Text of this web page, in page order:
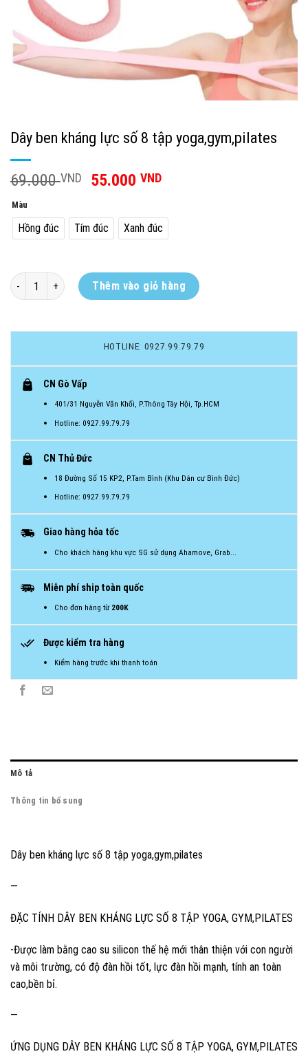
Dây ben kháng lực số 8 tập yoga,gym,pilates
69.000VND 55.000VND
Màu
Hồng đúc Tím đúc Xanh đúc
Dây ben kháng lực số 8 tập yoga,gym,pilates số lượng
Thêm vào giỏ hàng
HOTLINE: 0927.99.79.79
CN Gò Vấp
401/31 Nguyễn Văn Khối, P.Thông Tây Hội, Tp.HCM
Hotline: 0927.99.79.79
CN Thủ Đức
18 Đường Số 15 KP2, P.Tam Bình (Khu Dân cư Bình Đức)
Hotline: 0927.99.79.79
Giao hàng hỏa tốc
Cho khách hàng khu vực SG sử dụng Ahamove, Grab...
Miễn phí ship toàn quốc
Cho đơn hàng từ200K
Được kiểm tra hàng
Kiểm hàng trước khi thanh toán
Mô tả
Thông tin bổ sung
Dây ben kháng lực số 8 tập yoga,gym,pilates
—
ĐẶC TÍNH DÂY BEN KHÁNG LỰC SỐ 8 TẬP YOGA, GYM,PILATES
-Được làm bằng cao su silicon thế hệ mới thân thiện với con người
và môi trường, có độ đàn hồi tốt, lực đàn hồi mạnh, tính an toàn
cao,bền bỉ.
—
ỨNG DỤNG DÂY BEN KHÁNG LỰC SỐ 8 TẬP YOGA, GYM,PILATES